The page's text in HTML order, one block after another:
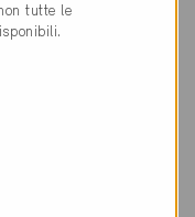
durante la
un valore limite.
delle risorse
del clima. Per
associate alla
risparmiate
dell'edificio.
tutte le